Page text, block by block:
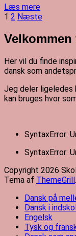
Læs mere
Indlægsnavigation
Side
1 Side
2 Næste
Velkommen
Her vil du finde
dansk som
Jeg deler ligeledes
kan bruges hvor
SyntaxError:
SyntaxError:
Copyright 2026
Tema af ThemeGrill
Dansk på
Dansk i
Engelsk
Tysk og